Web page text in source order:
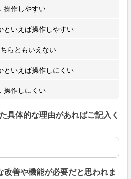
操作しやすい
といえば操作しやすい
らともいえない
といえば操作しにくい
操作しにくい
具体的な理由があればご記入く
具体的な理由があればご記入くだ
改善や機能が必要だと思われま